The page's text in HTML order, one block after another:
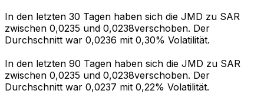
In den letzten 30 Tagen haben sich die JMD zu SAR
zwischen 0,0235 und 0,0238verschoben. Der
Durchschnitt war 0,0236 mit 0,30% Volatilität.
In den letzten 90 Tagen haben sich die JMD zu SAR
zwischen 0,0235 und 0,0238verschoben. Der
Durchschnitt war 0,0237 mit 0,22% Volatilität.